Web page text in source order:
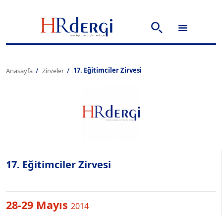
Anasayfa Zirveler 17. Eğitimciler Zirvesi
17. Eğitimciler Zirvesi
28-29 Mayıs 2014